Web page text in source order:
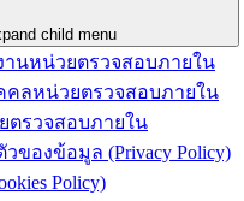
child menu
นหน่วยตรวจสอบภายใน
ลหน่วยตรวจสอบภายใน
ตรวจสอบภายใน
ของข้อมูล (Privacy Policy)
Policy)